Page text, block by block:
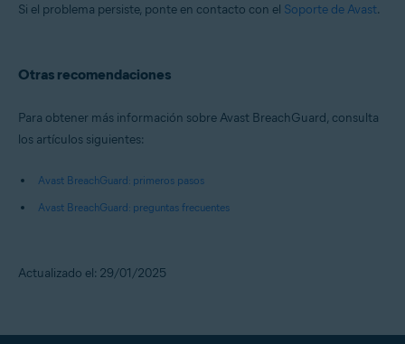
Si el problema persiste, ponte en contacto con el Soporte de Avast.
Otras recomendaciones
Para obtener más información sobre Avast BreachGuard, consulta
los artículos siguientes:
Avast BreachGuard: primeros pasos
Avast BreachGuard: preguntas frecuentes
Actualizado el: 29/01/2025